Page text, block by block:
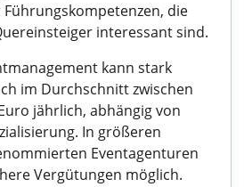
Führungskompetenzen, die
interessant sind.
kann stark
im Durchschnitt zwischen
jährlich, abhängig von
In größeren
Eventagenturen
Vergütungen möglich.